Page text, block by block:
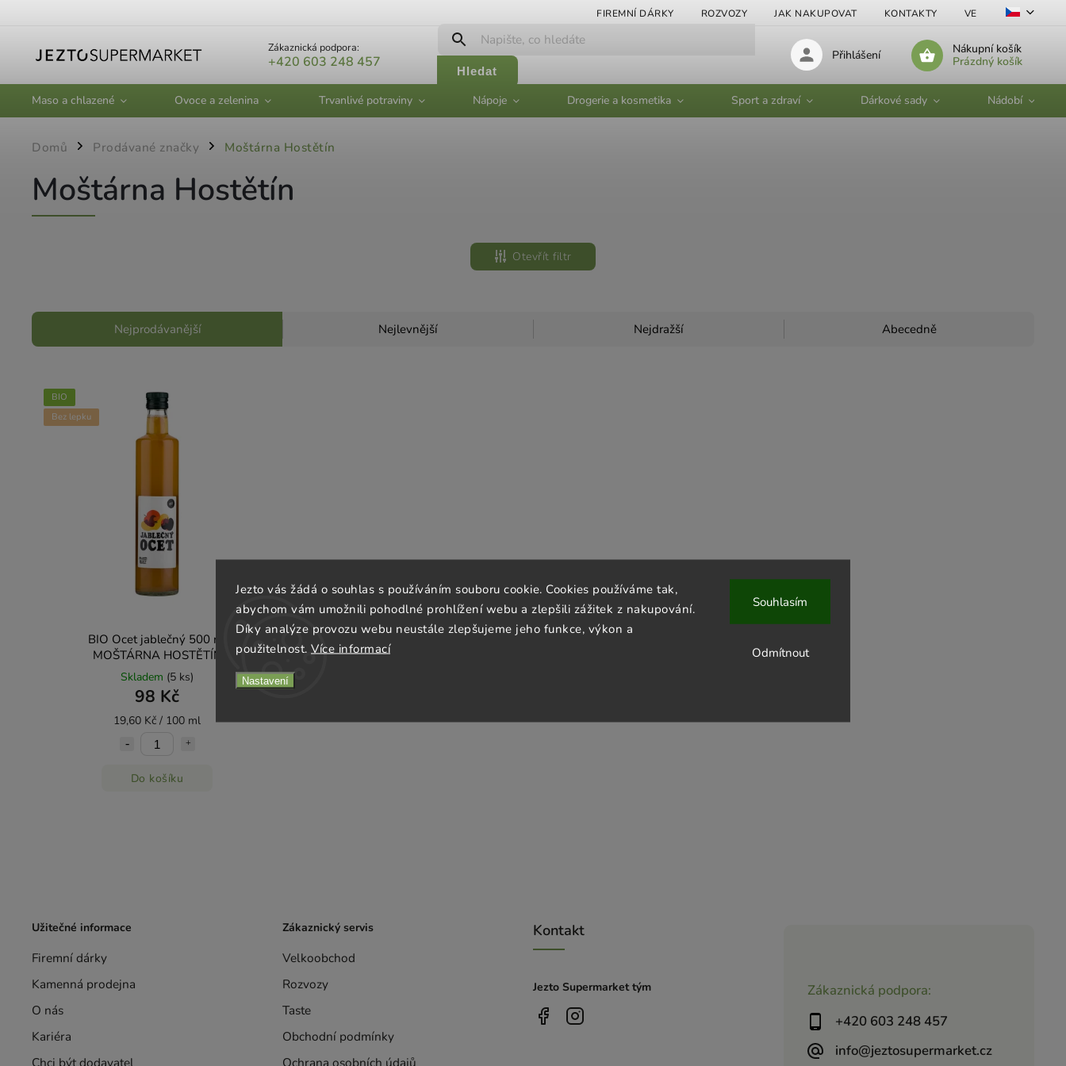
Jezto vás žádá o souhlas s používáním souboru cookie. Cookies používáme tak,
abychom vám umožnili pohodlné prohlížení webu a zlepšili zážitek z nakupování.
Díky analýze provozu webu neustále zlepšujeme jeho funkce, výkon a
použitelnost. Více informací
Nastavení
Odmítnout
Souhlasím
FIREMNÍ DÁRKY ROZVOZY JAK NAKUPOVAT KONTAKTY VELKOOBCHOD
Zákaznická podpora:
+420 603 248 457
Hledat
Nákupní košík
Prázdný košík
Přihlášení
Maso a chlazené Ovoce a zelenina Trvanlivé potraviny Nápoje Drogerie a kosmetika Sport a zdraví Dárkové sady Nádobí
Domů / Prodávané značky / Moštárna Hostětín
Moštárna Hostětín
Otevřít filtr
Nejprodávanější Nejlevnější Nejdražší Abecedně
BIO
Bez lepku
BIO Ocet jablečný 500 ml
MOŠTÁRNA HOSTĚTÍN
Skladem (5 ks)
98 Kč
19,60 Kč / 100 ml
Do košíku
Zákaznická podpora:
+420 603 248 457
info@jeztosupermarket.cz
Užitečné informace
Firemní dárky
Kamenná prodejna
O nás
Kariéra
Chci být dodavatel
Zákaznický servis
Velkoobchod
Rozvozy
Taste
Obchodní podmínky
Ochrana osobních údajů
Kontakt
Jezto Supermarket tým